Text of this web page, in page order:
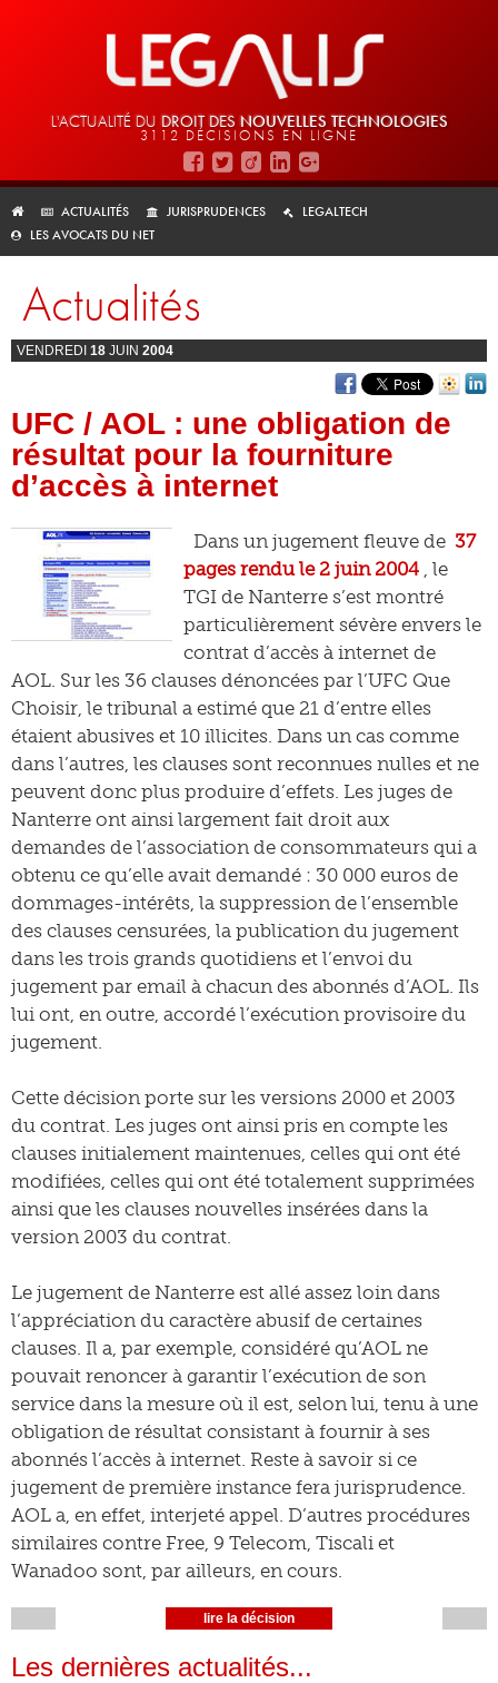
L'ACTUALITÉ DU DROIT DES NOUVELLES TECHNOLOGIES
3112 DÉCISIONS EN LIGNE
ACTUALITÉS JURISPRUDENCES
LEGALTECH
LES AVOCATS DU NET
Actualités
VENDREDI 18 JUIN 2004
UFC / AOL : une obligation de
résultat pour la fourniture
d’accès à internet
Dans un jugement fleuve de 37
pages rendu le 2 juin 2004 , le
TGI de Nanterre s’est montré
particulièrement sévère envers le
contrat d’accès à internet de
AOL. Sur les 36 clauses dénoncées par l’UFC Que
Choisir, le tribunal a estimé que 21 d’entre elles
étaient abusives et 10 illicites. Dans un cas comme
dans l’autres, les clauses sont reconnues nulles et ne
peuvent donc plus produire d’effets. Les juges de
Nanterre ont ainsi largement fait droit aux
demandes de l’association de consommateurs qui a
obtenu ce qu’elle avait demandé : 30 000 euros de
dommages-intérêts, la suppression de l’ensemble
des clauses censurées, la publication du jugement
dans les trois grands quotidiens et l’envoi du
jugement par email à chacun des abonnés d’AOL. Ils
lui ont, en outre, accordé l’exécution provisoire du
jugement.
Cette décision porte sur les versions 2000 et 2003
du contrat. Les juges ont ainsi pris en compte les
clauses initialement maintenues, celles qui ont été
modifiées, celles qui ont été totalement supprimées
ainsi que les clauses nouvelles insérées dans la
version 2003 du contrat.
Le jugement de Nanterre est allé assez loin dans
l’appréciation du caractère abusif de certaines
clauses. Il a, par exemple, considéré qu’AOL ne
pouvait renoncer à garantir l’exécution de son
service dans la mesure où il est, selon lui, tenu à une
obligation de résultat consistant à fournir à ses
abonnés l’accès à internet. Reste à savoir si ce
jugement de première instance fera jurisprudence.
AOL a, en effet, interjeté appel. D’autres procédures
similaires contre Free, 9 Telecom, Tiscali et
Wanadoo sont, par ailleurs, en cours.
lire la décision
Les dernières actualités...